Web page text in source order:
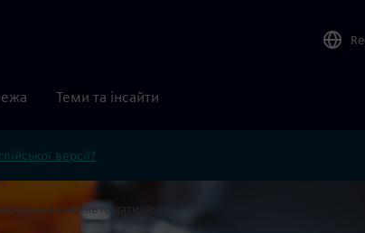
Теми та інсайти
версії?
визначена автоматизація